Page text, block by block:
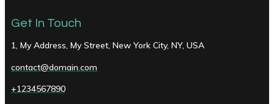
Get In Touch
1, My Address, My Street, New York City, NY, USA
contact@domain.com
+1234567890